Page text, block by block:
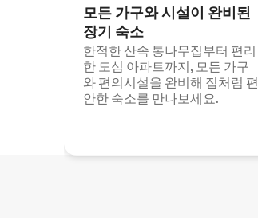
모든 가구와 시설이 완비된
장기 숙소
한적한 산속 통나무집부터 편리
한 도심 아파트까지, 모든 가구
와 편의시설을 완비해 집처럼 편
안한 숙소를 만나보세요.